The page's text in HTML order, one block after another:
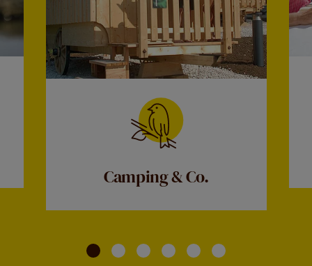
Camping & Co.